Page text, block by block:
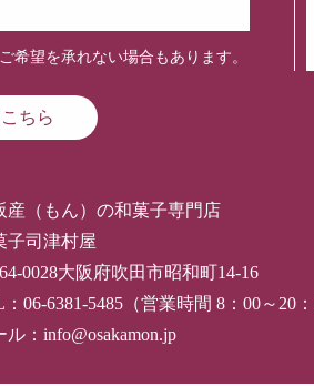
望を承れない場合もあります。
ちら
産（もん）の和菓子専門店
子司津村屋
0028大阪府吹田市昭和町14-16
06-6381-5485（営業時間 8：00～20
ル：info@osakamon.jp